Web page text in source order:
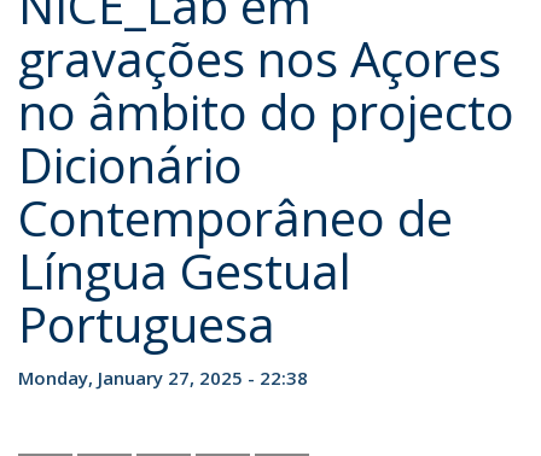
gravações nos Açores
no âmbito do projecto
Dicionário
Contemporâneo de
Língua Gestual
Portuguesa
Monday, January 27, 2025 - 22:38